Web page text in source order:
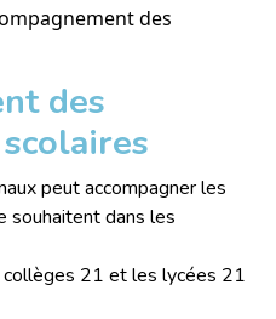
des
des
peut accompagner les
souhaitent dans les
21 et les lycées 21